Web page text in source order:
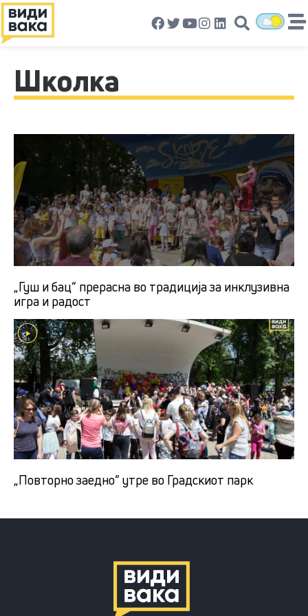
Школка
„Гуш и бац“ прерасна во традиција за инклузивна
игра и радост
„Повторно заедно“ утре во Градскиот парк